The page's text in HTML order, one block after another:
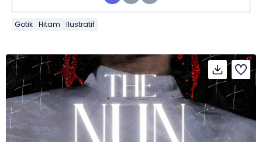
Gotik Hitam Ilustratif